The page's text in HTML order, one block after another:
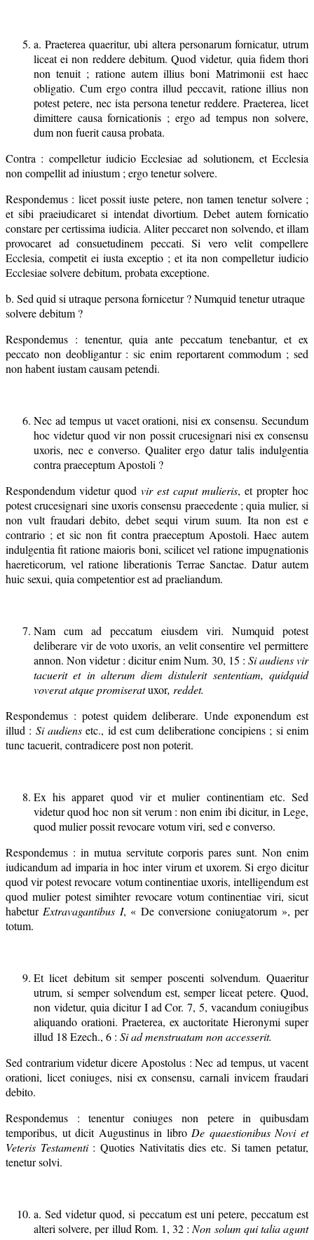
a. Praeterea quaeritur, ubi altera personarum fornicatur, utrum
liceat ei non reddere debitum. Quod videtur, quia fidem thori
non tenuit ; ratione autem illius boni Matrimonii est haec
obligatio. Cum ergo contra illud peccavit, ratione illius non
potest petere, nec ista persona tenetur reddere. Praeterea, licet
dimittere causa fornicationis ; ergo ad tempus non solvere,
dum non fuerit causa probata.
Contra : compelletur iudicio Ecclesiae ad solutionem, et Ecclesia
non compellit ad iniustum ; ergo tenetur solvere.
Respondemus : licet possit iuste petere, non tamen tenetur solvere ;
et sibi praeiudicaret si intendat divortium. Debet autem fornicatio
constare per certissima iudicia. Aliter peccaret non solvendo, et illam
provocaret ad consuetudinem peccati. Si vero velit compellere
Ecclesia, competit ei iusta exceptio ; et ita non compelletur iudicio
Ecclesiae solvere debitum, probata exceptione.
b. Sed quid si utraque persona fornicetur ? Numquid tenetur utraque
solvere debitum ?
Respondemus : tenentur, quia ante peccatum tenebantur, et ex
peccato non deobligantur : sic enim reportarent commodum ; sed
non habent iustam causam petendi.
Nec ad tempus ut vacet orationi, nisi ex consensu. Secundum
hoc videtur quod vir non possit crucesignari nisi ex consensu
uxoris, nec e converso. Qualiter ergo datur talis indulgentia
contra praeceptum Apostoli ?
Respondendum videtur quod vir est caput mulieris, et propter hoc
potest crucesignari sine uxoris consensu praecedente ; quia mulier, si
non vult fraudari debito, debet sequi virum suum. Ita non est e
contrario ; et sic non fit contra praeceptum Apostoli. Haec autem
indulgentia fit ratione maioris boni, scilicet vel ratione impugnationis
haereticorum, vel ratione liberationis Terrae Sanctae. Datur autem
huic sexui, quia competentior est ad praeliandum.
Nam cum ad peccatum eiusdem viri. Numquid potest
deliberare vir de voto uxoris, an velit consentire vel permittere
annon. Non videtur : dicitur enim Num. 30, 15 : Si audiens vir
tacuerit et in alterum diem distulerit sententiam, quidquid
voverat atque promiseratuxor, reddet.
Respondemus : potest quidem deliberare. Unde exponendum est
illud : Si audiens etc., id est cum deliberatione concipiens ; si enim
tunc tacuerit, contradicere post non poterit.
Ex his apparet quod vir et mulier continentiam etc. Sed
videtur quod hoc non sit verum : non enim ibi dicitur, in Lege,
quod mulier possit revocare votum viri, sed e converso.
Respondemus : in mutua servitute corporis pares sunt. Non enim
iudicandum ad imparia in hoc inter virum et uxorem. Si ergo dicitur
quod vir potest revocare votum continentiae uxoris, intelligendum est
quod mulier potest simihter revocare votum continentiae viri, sicut
habetur Extravagantibus I, « De conversione coniugatorum », per
totum.
Et licet debitum sit semper poscenti solvendum. Quaeritur
utrum, si semper solvendum est, semper liceat petere. Quod,
non videtur, quia dicitur I ad Cor. 7, 5, vacandum coniugibus
aliquando orationi. Praeterea, ex auctoritate Hieronymi super
illud 18 Ezech., 6 : Si ad menstruatam non accesserit.
Sed contrarium videtur dicere Apostolus : Nec ad tempus, ut vacent
orationi, licet coniuges, nisi ex consensu, carnali invicem fraudari
debito.
Respondemus : tenentur coniuges non petere in quibusdam
temporibus, ut dicit Augustinus in libro De quaestionibus Novi et
Veteris Testamenti: Quoties Nativitatis dies etc. Si tamen petatur,
tenetur solvi.
a. Sed videtur quod, si peccatum est uni petere, peccatum est
alteri solvere, per illud Rom. 1, 32 : Non solum qui talia agunt